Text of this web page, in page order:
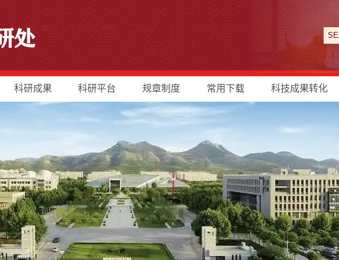
科研成果 科研平台 规章制度 常用下载 科技成果转化